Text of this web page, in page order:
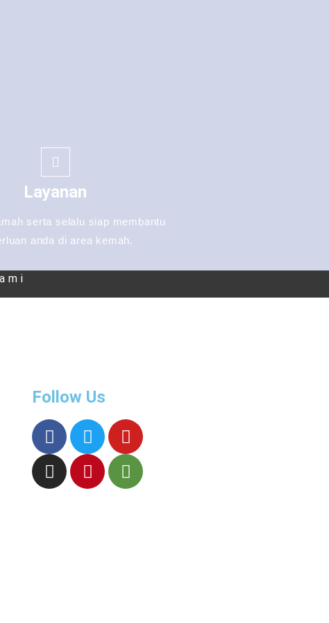
Layanan
serta selalu siap membantu
anda di area kemah.
Follow Us